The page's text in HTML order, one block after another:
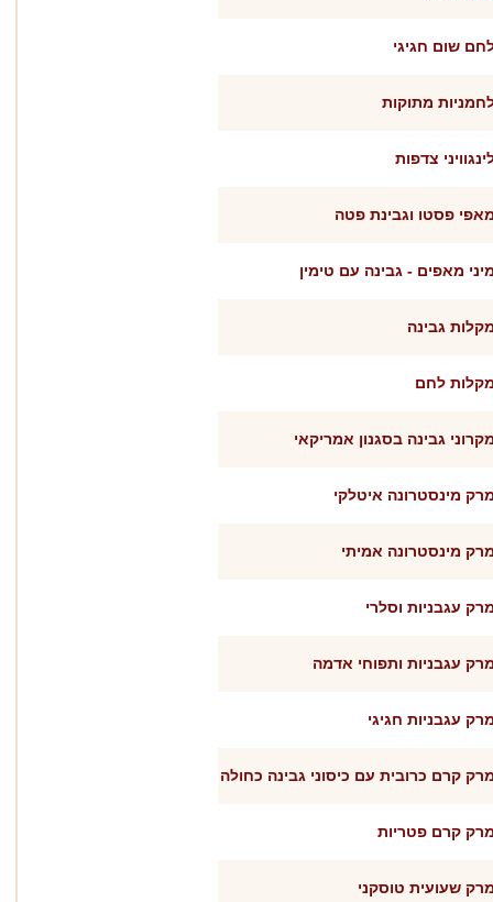
שום חגיגי
מתוקות
צדפות
פסטו וגבינת פטה
מאפים - גבינה עם טימין
גבינה
לחם
גבינה בסגנון אמריקאי
מינסטרונה איטלקי
מינסטרונה אמיתי
עגבניות וסלרי
עגבניות ותפוחי אדמה
עגבניות חגיגי
קרם כרובית עם כיסוני גבינה כחולה
קרם פטריות
שעועית טוסקני